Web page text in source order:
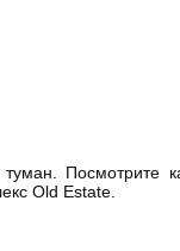
Посмотрите
Old Estate.